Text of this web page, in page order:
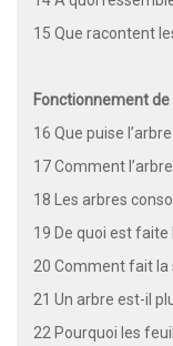
15 Que racontent
Fonctionnement de
16 Que puise
17 Comment
18 Les arbres
19 De quoi est faite
20 Comment fait la
21 Un arbre est-il
22 Pourquoi les